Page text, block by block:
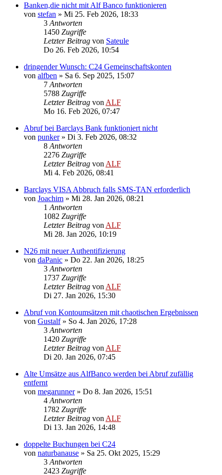
Banken,die nicht mit Alf Banco funktionieren
von stefan » Mi 25. Feb 2026, 18:33
3 Antworten
1450 Zugriffe
Letzter Beitrag von Sateule
Do 26. Feb 2026, 10:54
dringender Wunsch: C24 Gemeinschaftskonten
von alfben » Sa 6. Sep 2025, 15:07
7 Antworten
5788 Zugriffe
Letzter Beitrag von ALF
Mo 16. Feb 2026, 07:47
Abruf bei Barclays Bank funktioniert nicht
von punker» Di 3. Feb 2026, 08:32
8 Antworten
2276 Zugriffe
Letzter Beitrag von ALF
Mi 4. Feb 2026, 08:41
Barclays VISA Abbruch falls SMS-TAN erforderlich
von Joachim » Mi 28. Jan 2026, 08:21
1 Antworten
1082 Zugriffe
Letzter Beitrag von ALF
Mi 28. Jan 2026, 10:19
N26 mit neuer Authentifizierung
von daPanic » Do 22. Jan 2026, 18:25
3 Antworten
1737 Zugriffe
Letzter Beitrag von ALF
Di 27. Jan 2026, 15:30
Abruf von Kontoumsätzen mit chaotischen Ergebnissen
von Gustalf» So 4. Jan 2026, 17:28
3 Antworten
1420 Zugriffe
Letzter Beitrag von ALF
Di 20. Jan 2026, 07:45
Alte Umsätze aus AlfBanco werden bei Abruf zufällig
entfernt
von megarunner» Do 8. Jan 2026, 15:51
4 Antworten
1782 Zugriffe
Letzter Beitrag von ALF
Di 13. Jan 2026, 14:48
doppelte Buchungen bei C24
von naturbanause » Sa 25. Okt 2025, 15:29
3 Antworten
2423 Zugriffe